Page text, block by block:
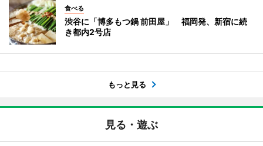
食べる
渋谷に「博多もつ鍋 前田屋」 福岡発、新宿に続
き都内2号店
もっと見る
見る・遊ぶ